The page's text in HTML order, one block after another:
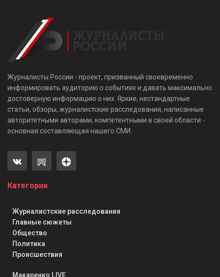
Журналисты России - проект, призванный своевременно
информировать аудиторию о событиях и давать максимально
достоверную информацию о них. Яркие, нестандартные
статьи, обзоры, журналистские расследования, написанные
авторитетными авторами, компетентными в своей области -
основная составляющая нашего СМИ.
Категории
Журналистские расследования
Главные сюжеты
Общество
Политика
Происшествия
Макаренко LIVE